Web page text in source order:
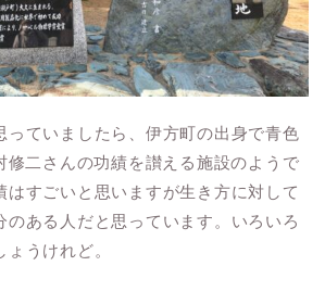
っていましたら、伊方町の出身で青色
修二さんの功績を讃える施設のようで
はすごいと思いますが生き方に対して
のある人だと思っています。いろいろ
うけれど。